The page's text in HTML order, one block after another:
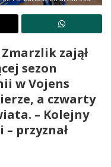
zajął
sezon
w Vojens
a czwarty
– Kolejny
przyznał